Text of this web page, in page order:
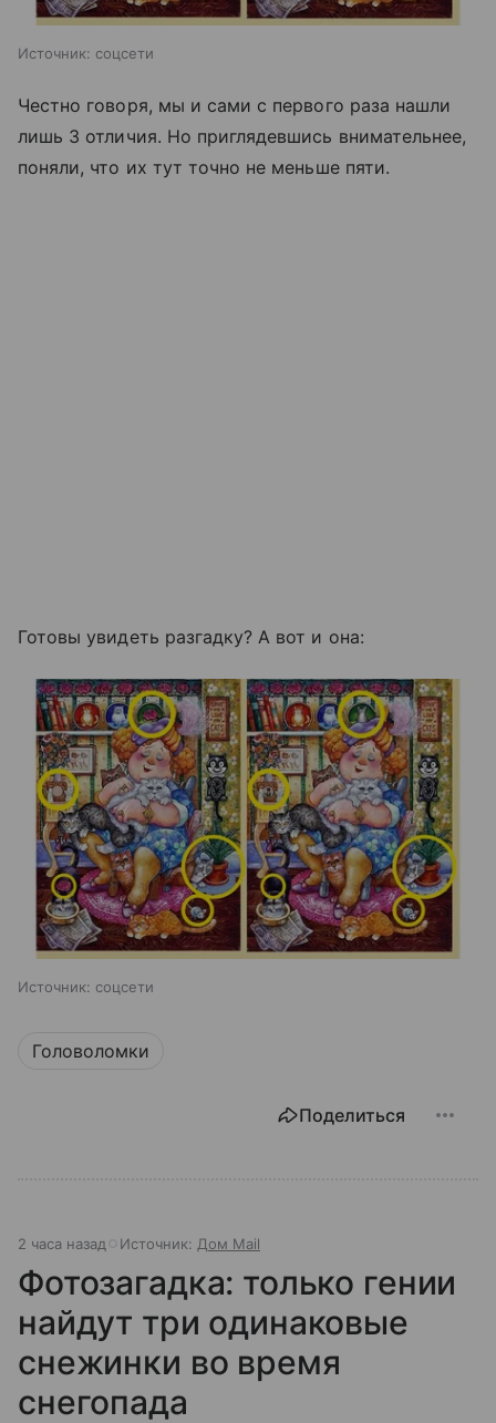
Источник: соцсети
Честно говоря, мы и сами с первого раза нашли
лишь 3 отличия. Но приглядевшись внимательнее,
поняли, что их тут точно не меньше пяти.
Готовы увидеть разгадку? А вот и она:
Источник: соцсети
Головоломки
Поделиться
2 часа назад Источник: Дом Mail
Фотозагадка: только гении
найдут три одинаковые
снежинки во время
снегопада